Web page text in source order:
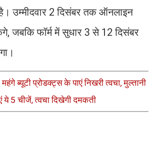
उम्मीदवार 2 दिसंबर तक ऑनलाइन
जबकि फॉर्म में सुधार 3 से 12 दिसंबर
महंगे ब्यूटी प्रोडक्ट्स के पाएं निखरी त्वचा, मुल्तानी
ये 5 चीजें, त्वचा दिखेगी दमकती